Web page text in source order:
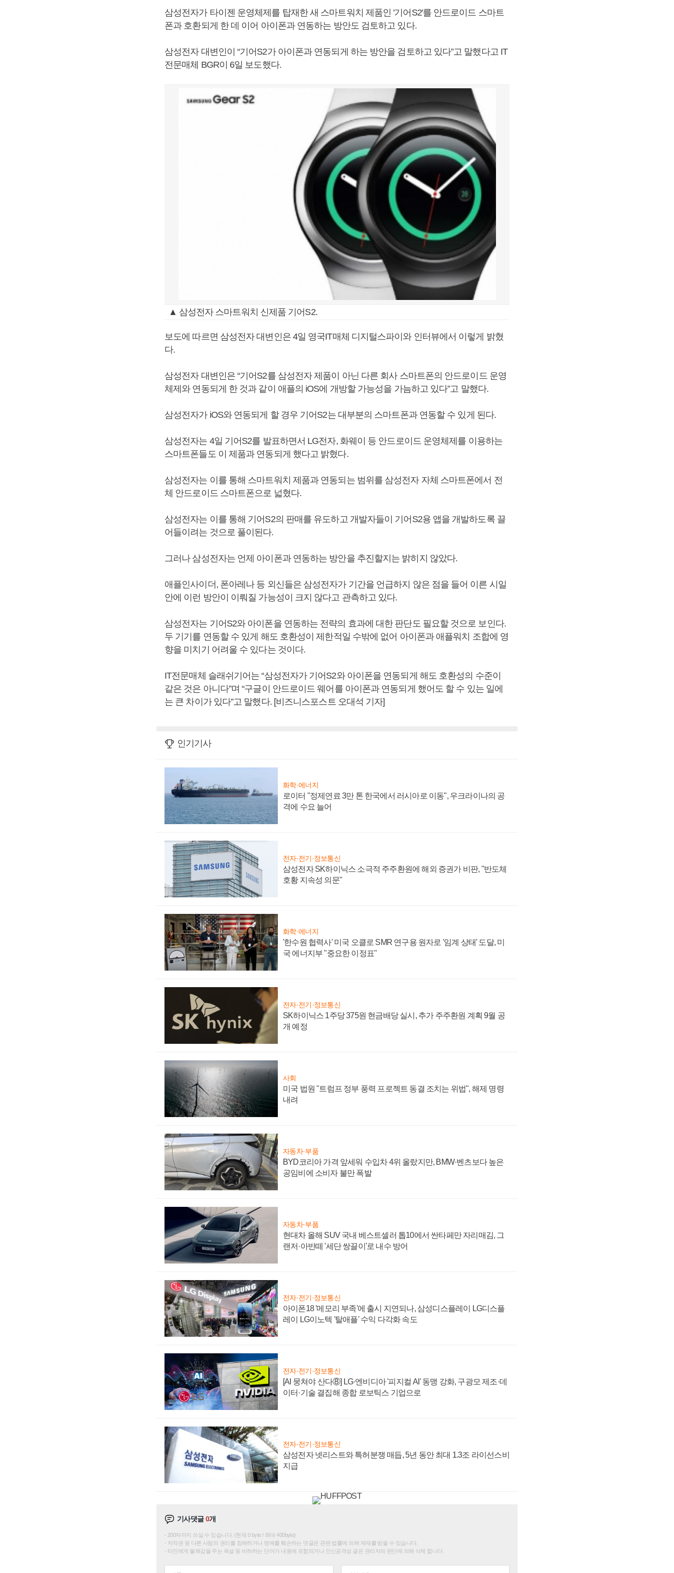
삼성전자가 타이젠 운영체제를 탑재한 새 스마트워치 제품인 '기어S2'를 안드로이드 스마트
폰과 호환되게 한 데 이어 아이폰과 연동하는 방안도 검토하고 있다.
삼성전자 대변인이 “기어S2가 아이폰과 연동되게 하는 방안을 검토하고 있다”고 말했다고 IT
전문매체 BGR이 6일 보도했다.
▲ 삼성전자 스마트워치 신제품 기어S2.
보도에 따르면 삼성전자 대변인은 4일 영국IT매체 디지털스파이와 인터뷰에서 이렇게 밝혔
다.
삼성전자 대변인은 “기어S2를 삼성전자 제품이 아닌 다른 회사 스마트폰의 안드로이드 운영
체제와 연동되게 한 것과 같이 애플의 iOS에 개방할 가능성을 가늠하고 있다”고 말했다.
삼성전자가 iOS와 연동되게 할 경우 기어S2는 대부분의 스마트폰과 연동할 수 있게 된다.
삼성전자는 4일 기어S2를 발표하면서 LG전자, 화웨이 등 안드로이드 운영체제를 이용하는
스마트폰들도 이 제품과 연동되게 했다고 밝혔다.
삼성전자는 이를 통해 스마트워치 제품과 연동되는 범위를 삼성전자 자체 스마트폰에서 전
체 안드로이드 스마트폰으로 넓혔다.
삼성전자는 이를 통해 기어S2의 판매를 유도하고 개발자들이 기어S2용 앱을 개발하도록 끌
어들이려는 것으로 풀이된다.
그러나 삼성전자는 언제 아이폰과 연동하는 방안을 추진할지는 밝히지 않았다.
애플인사이더, 폰아레나 등 외신들은 삼성전자가 기간을 언급하지 않은 점을 들어 이른 시일
안에 이런 방안이 이뤄질 가능성이 크지 않다고 관측하고 있다.
삼성전자는 기어S2와 아이폰을 연동하는 전략의 효과에 대한 판단도 필요할 것으로 보인다.
두 기기를 연동할 수 있게 해도 호환성이 제한적일 수밖에 없어 아이폰과 애플워치 조합에 영
향을 미치기 어려울 수 있다는 것이다.
IT전문매체 슬래쉬기어는 “삼성전자가 기어S2와 아이폰을 연동되게 해도 호환성의 수준이
같은 것은 아니다”며 “구글이 안드로이드 웨어를 아이폰과 연동되게 했어도 할 수 있는 일에
는 큰 차이가 있다”고 말했다. [비즈니스포스트 오대석 기자]
인기기사
화학·에너지
로이터 "정제연료 3만 톤 한국에서 러시아로 이동", 우크라이나의 공
격에 수요 늘어
전자·전기·정보통신
삼성전자 SK하이닉스 소극적 주주환원에 해외 증권가 비판, "반도체
호황 지속성 의문"
화학·에너지
'한수원 협력사' 미국 오클로 SMR 연구용 원자로 '임계 상태' 도달, 미
국 에너지부 "중요한 이정표"
전자·전기·정보통신
SK하이닉스 1주당 375원 현금배당 실시, 추가 주주환원 계획 9월 공
개 예정
사회
미국 법원 "트럼프 정부 풍력 프로젝트 동결 조치는 위법", 해제 명령
내려
자동차·부품
BYD코리아 가격 앞세워 수입차 4위 올랐지만, BMW·벤츠보다 높은
공임비에 소비자 불만 폭발
자동차·부품
현대차 올해 SUV 국내 베스트셀러 톱10에서 싼타페만 자리매김, 그
랜저·아반떼 '세단 쌍끌이'로 내수 방어
전자·전기·정보통신
아이폰18 '메모리 부족'에 출시 지연되나, 삼성디스플레이 LG디스플
레이 LG이노텍 '탈애플' 수익 다각화 속도
전자·전기·정보통신
[AI 뭉쳐야 산다⑧] LG·엔비디아 '피지컬 AI' 동맹 강화, 구광모 제조·데
이터·기술 결집해 종합 로보틱스 기업으로
전자·전기·정보통신
삼성전자 넷리스트와 특허분쟁 매듭, 5년 동안 최대 1.3조 라이선스비
지급
기사댓글0개
200자까지 쓰실 수 있습니다. (현재 0 byte / 최대 400byte)
저작권 등 다른 사람의 권리를 침해하거나 명예를 훼손하는 댓글은 관련 법률에 의해 제재를 받을 수 있습니다.
타인에게 불쾌감을 주는 욕설 등 비하하는 단어가 내용에 포함되거나 인신공격성 글은 관리자의 판단에 의해 삭제 합니다.